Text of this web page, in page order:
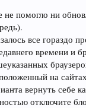
помогло ни
все гораздо
времени и
на
вернуть себе
отключите